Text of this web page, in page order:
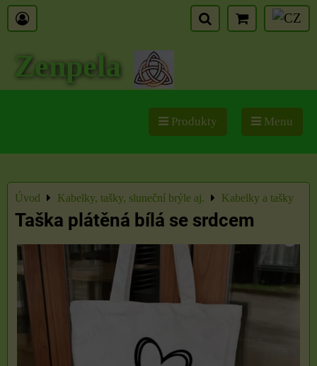
Zenpela
Produkty Menu
Úvod Kabelky, tašky, sluneční brýle aj. Kabelky a tašky
Taška plátěná bílá se srdcem